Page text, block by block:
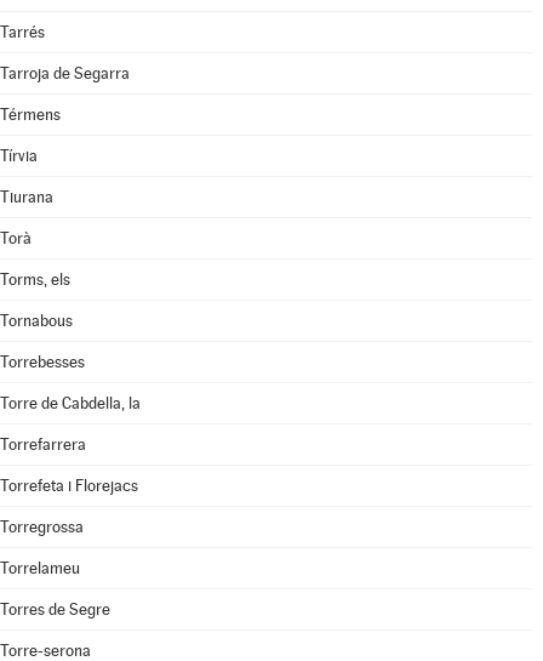
Tarrés
Tarroja de Segarra
Térmens
Tírvia
Tiurana
Torà
Torms, els
Tornabous
Torrebesses
Torre de Cabdella, la
Torrefarrera
Torrefeta i Florejacs
Torregrossa
Torrelameu
Torres de Segre
Torre-serona